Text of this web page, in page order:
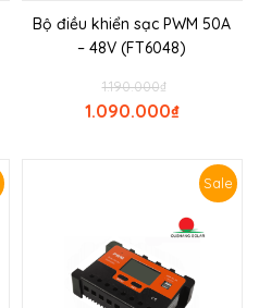
Bộ điều khiển sạc PWM 50A
– 48V (FT6048)
₫
1.190.000
₫
1.090.000
Sale